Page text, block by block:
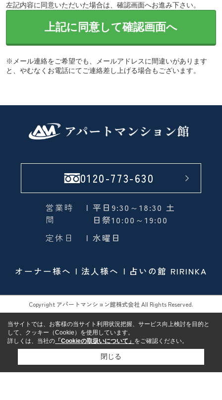
左記内容に同意いただいた場合は、確認画面へお進み下さい。
上記に同意して確認画面へ
※メール連絡をご希望でも、メールアドレスに間違いがあります
と、やむなくお電話にてご連絡差し上げる場合もございます。
0120-773-630
営業時
間
| 平日9:30～18:30 土
日祭10:00～19:00
定休日
| 水曜日
オーナー様へ 法人様へ 占いの館 RIRINKA
Copyright アパートマンション館株式会社 All Rights Reserved.
当サイトでは、お客様の当サイト利用状況把握、サービス向上検討を目的と
して、クッキー（Cookie）を使用しています。
詳しくは、当社の 「Cookieの取扱いについて」 をご確認ください。
閉じる